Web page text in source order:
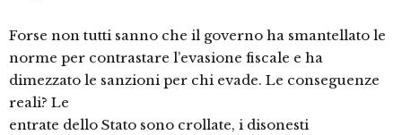
Forse non tutti sanno che il governo ha smantellato le
norme per contrastare l’evasione fiscale e ha
dimezzato le sanzioni per chi evade. Le conseguenze
reali? Le
entrate dello Stato sono crollate, i disonesti